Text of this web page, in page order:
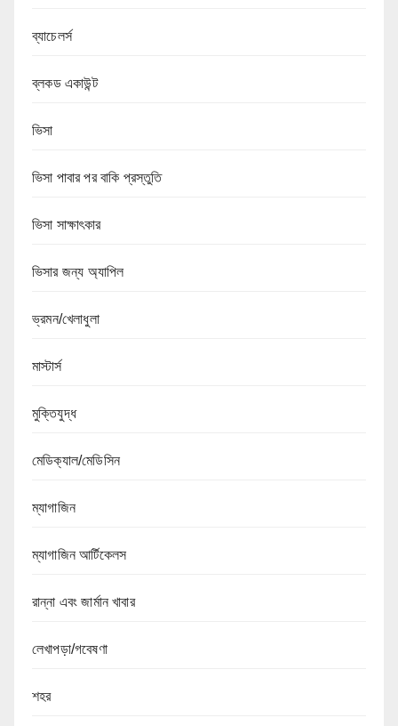
ব্যাচেলর্স
ব্লকড একাউন্ট
ভিসা
ভিসা পাবার পর বাকি প্রস্তুতি
ভিসা সাক্ষাৎকার
ভিসার জন্য অ্যাপিল
ভ্রমন/খেলাধুলা
মাস্টার্স
মুক্তিযুদ্ধ
মেডিক্যাল/মেডিসিন
ম্যাগাজিন
ম্যাগাজিন আর্টিকেলস
রান্না এবং জার্মান খাবার
লেখাপড়া/গবেষণা
শহর